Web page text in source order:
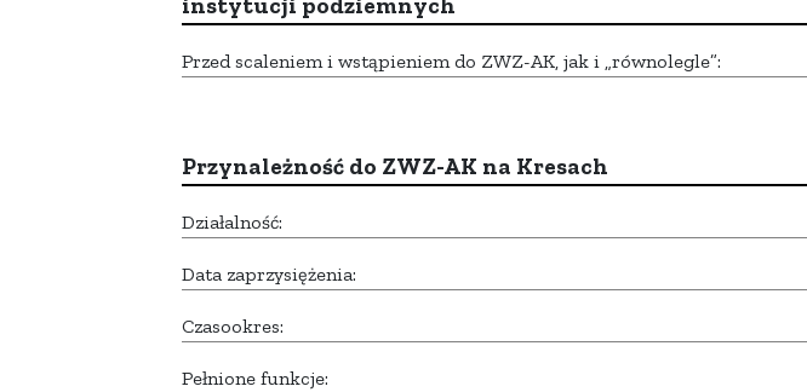
instytucji podziemnych
Przed scaleniem i wstąpieniem do ZWZ-AK, jak i „równolegle”:
Przynależność do ZWZ-AK na Kresach
Działalność:
Data zaprzysiężenia:
Czasookres:
Pełnione funkcje: